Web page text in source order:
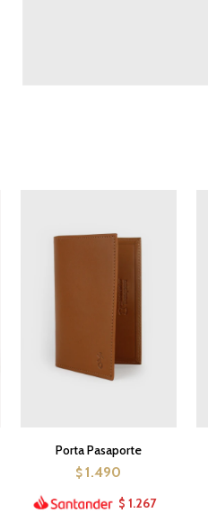
Porta Pasaporte
$ 1.490
$ 1.267